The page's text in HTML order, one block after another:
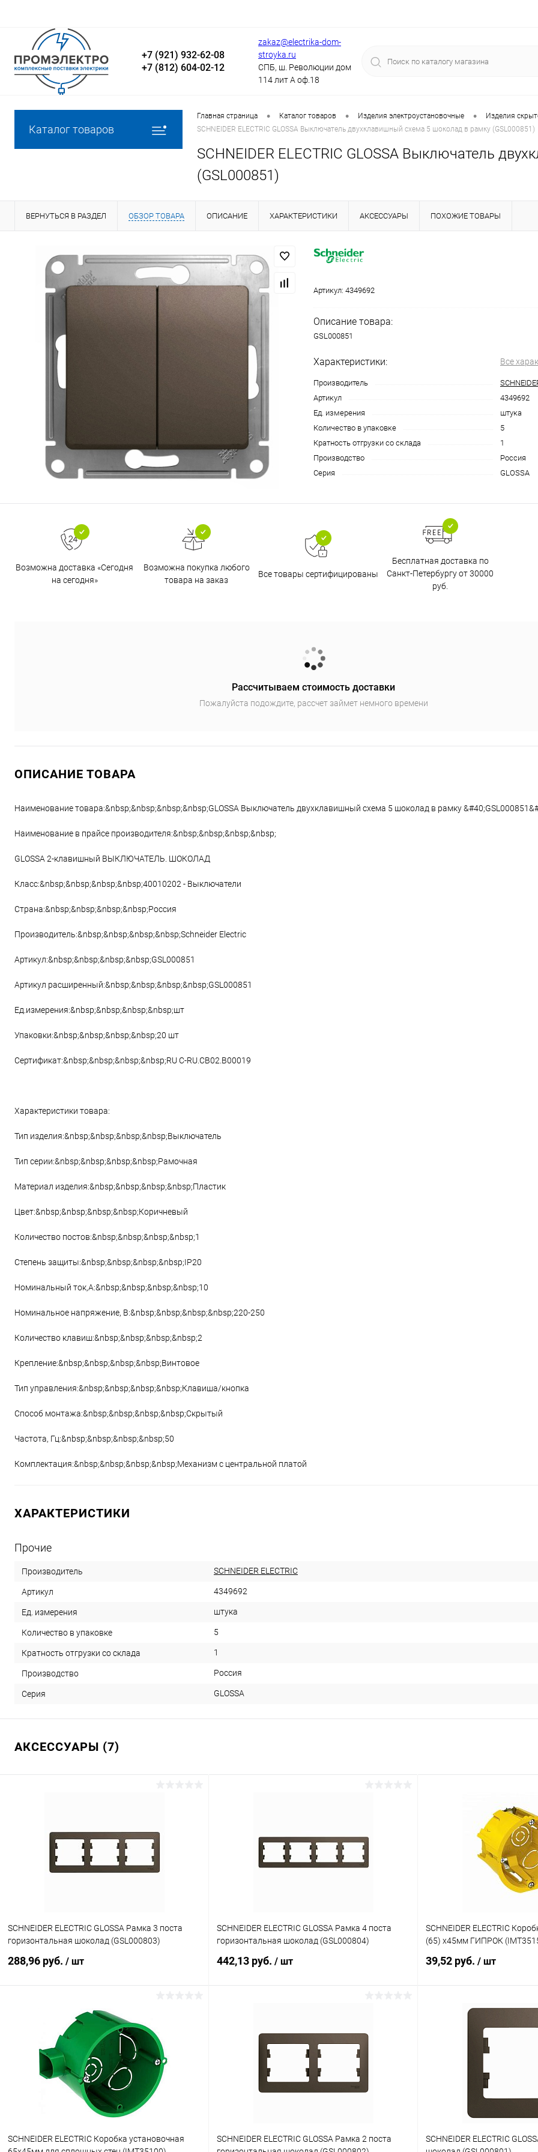
+7 (921) 932-62-08
+7 (812) 604-02-12
zakaz@electrika-dom-
stroyka.ru
СПБ, ш. Революции дом
114 лит А оф.18
Каталог товаров
Главная страница • Каталог товаров • Изделия электроустановочные •
Изделия
SCHNEIDER ELECTRIC GLOSSA Выключатель двухклавишный схема 5 шоколад в рамку (GSL000851)
SCHNEIDER ELECTRIC GLOSSA Выключатель
(GSL000851)
ВЕРНУТЬСЯ В РАЗДЕЛ ОБЗОР ТОВАРА ОПИСАНИЕ ХАРАКТЕРИСТИКИ АКСЕССУАРЫ ПОХОЖИЕ ТОВАРЫ
Артикул: 4349692
Описание товара:
GSL000851
Характеристики: Все
Производитель
Артикул
4349692
Ед. измерения
штука
Количество в упаковке
5
Кратность отгрузки со склада
1
Производство
Россия
Серия
GLOSSA
Возможна доставка «Сегодня
на сегодня»
Возможна покупка любого
товара на заказ
Все товары сертифицированы
Бесплатная доставка по
Санкт-Петербургу от 30000
руб.
Рассчитываем стоимость доставки
Пожалуйста подождите, рассчет займет немного времени
ОПИСАНИЕ ТОВАРА
Наименование товара:&nbsp;&nbsp;&nbsp;&nbsp;GLOSSA Выключатель двухклавишный схема 5 шоколад в рамку
Наименование в прайсе производителя:&nbsp;&nbsp;&nbsp;&nbsp;
GLOSSA 2-клавишный ВЫКЛЮЧАТЕЛЬ. ШОКОЛАД
Класс:&nbsp;&nbsp;&nbsp;&nbsp;40010202 - Выключатели
Страна:&nbsp;&nbsp;&nbsp;&nbsp;Россия
Производитель:&nbsp;&nbsp;&nbsp;&nbsp;Schneider Electric
Артикул:&nbsp;&nbsp;&nbsp;&nbsp;GSL000851
Артикул расширенный:&nbsp;&nbsp;&nbsp;&nbsp;GSL000851
Ед.измерения:&nbsp;&nbsp;&nbsp;&nbsp;шт
Упаковки:&nbsp;&nbsp;&nbsp;&nbsp;20 шт
Сертификат:&nbsp;&nbsp;&nbsp;&nbsp;RU C-RU.CB02.B00019
Характеристики товара:
Тип изделия:&nbsp;&nbsp;&nbsp;&nbsp;Выключатель
Тип серии:&nbsp;&nbsp;&nbsp;&nbsp;Рамочная
Материал изделия:&nbsp;&nbsp;&nbsp;&nbsp;Пластик
Цвет:&nbsp;&nbsp;&nbsp;&nbsp;Коричневый
Количество постов:&nbsp;&nbsp;&nbsp;&nbsp;1
Степень защиты:&nbsp;&nbsp;&nbsp;&nbsp;IP20
Номинальный ток,А:&nbsp;&nbsp;&nbsp;&nbsp;10
Номинальное напряжение, В:&nbsp;&nbsp;&nbsp;&nbsp;220-250
Количество клавиш:&nbsp;&nbsp;&nbsp;&nbsp;2
Крепление:&nbsp;&nbsp;&nbsp;&nbsp;Винтовое
Тип управления:&nbsp;&nbsp;&nbsp;&nbsp;Клавиша/кнопка
Способ монтажа:&nbsp;&nbsp;&nbsp;&nbsp;Скрытый
Частота, Гц:&nbsp;&nbsp;&nbsp;&nbsp;50
Комплектация:&nbsp;&nbsp;&nbsp;&nbsp;Механизм с центральной платой
ХАРАКТЕРИСТИКИ
Прочие
Производитель SCHNEIDER ELECTRIC
Артикул 4349692
Ед. измерения штука
Количество в упаковке 5
Кратность отгрузки со склада 1
Производство Россия
Серия GLOSSA
АКСЕССУАРЫ (7)
SCHNEIDER ELECTRIC GLOSSA Рамка 3 поста
горизонтальная шоколад (GSL000803)
288,96 руб. / шт
В корзину
Купить в 1 клик К сравнению
В избранное В наличии
SCHNEIDER ELECTRIC GLOSSA Рамка 4 поста
горизонтальная шоколад (GSL000804)
442,13 руб. / шт
Купить в 1 клик К сравнению
SCHNEIDER ELECTRIC
(65) х45мм ГИПРОК
39,52 руб. / шт
В
SCHNEIDER ELECTRIC Коробка установочная
SCHNEIDER ELECTRIC GLOSSA Рамка 2 поста
SCHNEIDER ELECTRIC